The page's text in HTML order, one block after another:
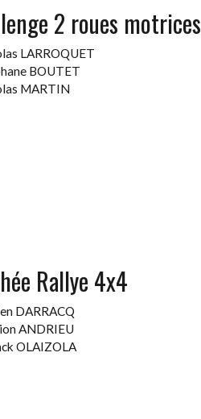
2 roues motrices
LARROQUET
BOUTET
MARTIN
Rallye 4x4
DARRACQ
ANDRIEU
OLAIZOLA